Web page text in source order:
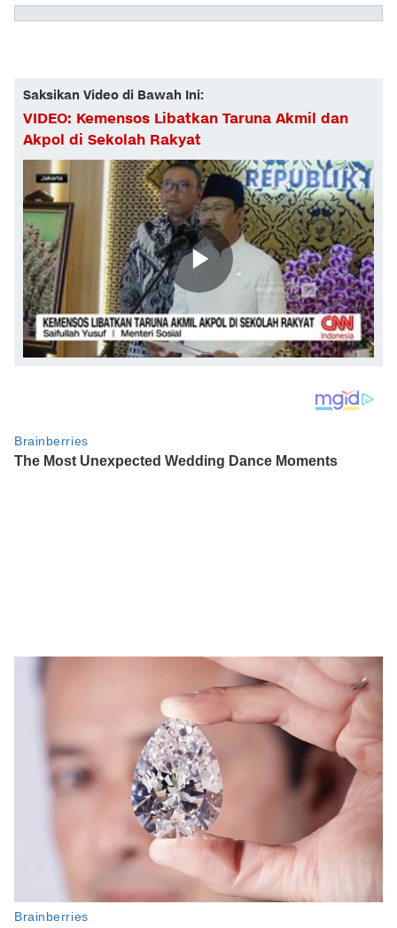
Saksikan Video di Bawah Ini:
VIDEO: Kemensos Libatkan Taruna Akmil dan
Akpol di Sekolah Rakyat